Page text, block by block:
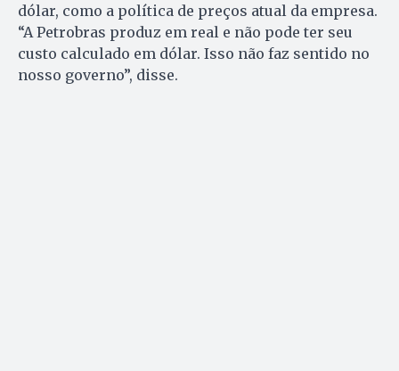
dólar, como a política de preços atual da empresa.
“A Petrobras produz em real e não pode ter seu
custo calculado em dólar. Isso não faz sentido no
nosso governo”, disse.